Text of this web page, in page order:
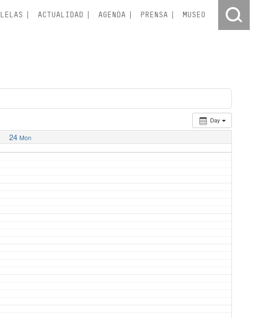
ACTUALIDAD AGENDA PRENSA MUSEO
Day
24 Mon